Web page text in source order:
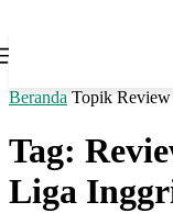
Beranda Topik
Tag:
Liga